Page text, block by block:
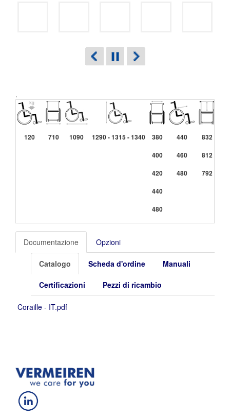
.
120 710 1090 1290 - 1315 - 1340
380
400
420
440
480
440
460
480
832
812
792
Documentazione Opzioni
Catalogo Scheda d'ordine Manuali
Certificazioni Pezzi di ricambio
Coraille - IT.pdf